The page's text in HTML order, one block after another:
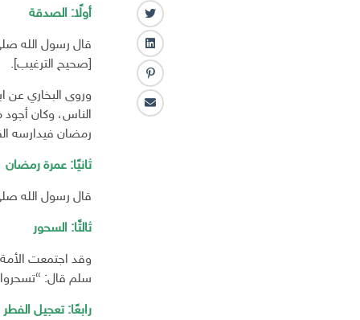
ا
ي
س
ب
و
ك
ت
و
ي
ت
ر
ل
ي
ن
ك
ـ
ب
ن
تا
أولًا: الصدقة
قال رسول الله
[صحيح الترغيب].
وروى البخاري عن
الناس، وكان
رمضان فيدارسه
ثانيًا: عمرة رمضان
قال رسول الله
ثالثًا: السحور
وقد اجتمعت
سلم قال: “تسحروا
رابعًا: تعجيل الفطر